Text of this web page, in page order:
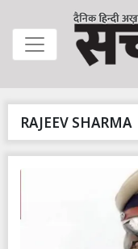
RAJEEV SHARMA